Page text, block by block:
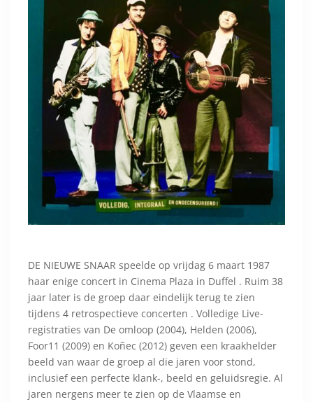
DE NIEUWE SNAAR speelde op vrijdag 6 maart 1987
haar enige concert in Cinema Plaza in Duffel . Ruim 38
jaar later is de groep daar eindelijk terug te zien
tijdens 4 retrospectieve concerten . Volledige Live-
registraties van De omloop (2004), Helden (2006),
Foor11 (2009) en Koñec (2012) geven een kraakhelder
beeld van waar de groep al die jaren voor stond,
inclusief een perfecte klank-, beeld en geluidsregie. Al
jaren nergens meer te zien op de Vlaamse en